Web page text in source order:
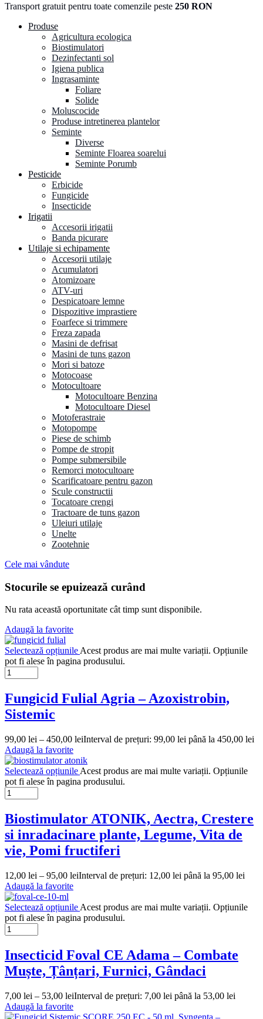
Transport gratuit pentru toate comenzile peste 250 RON
Produse
Agricultura ecologica
Biostimulatori
Dezinfectanti sol
Igiena publica
Ingrasaminte
Foliare
Solide
Moluscocide
Produse intretinerea plantelor
Seminte
Diverse
Seminte Floarea soarelui
Seminte Porumb
Pesticide
Erbicide
Fungicide
Insecticide
Irigatii
Accesorii irigatii
Banda picurare
Utilaje si echipamente
Accesorii utilaje
Acumulatori
Atomizoare
ATV-uri
Despicatoare lemne
Dispozitive imprastiere
Foarfece si trimmere
Freza zapada
Masini de defrisat
Masini de tuns gazon
Mori si batoze
Motocoase
Motocultoare
Motocultoare Benzina
Motocultoare Diesel
Motoferastraie
Motopompe
Piese de schimb
Pompe de stropit
Pompe submersibile
Remorci motocultoare
Scarificatoare pentru gazon
Scule constructii
Tocatoare crengi
Tractoare de tuns gazon
Uleiuri utilaje
Unelte
Zootehnie
Cele mai vândute
Stocurile se epuizează curând
Nu rata această oportunitate cât timp sunt disponibile.
Adaugă la favorite
Selectează opțiunile Acest produs are mai multe variații. Opțiunile
pot fi alese în pagina produsului.
Fungicid Fulial Agria – Azoxistrobin,
Sistemic
99,00 lei – 450,00 leiInterval de prețuri: 99,00 lei până la 450,00 lei
Adaugă la favorite
Selectează opțiunile Acest produs are mai multe variații. Opțiunile
pot fi alese în pagina produsului.
Biostimulator ATONIK, Aectra, Crestere
si inradacinare plante, Legume, Vita de
vie, Pomi fructiferi
12,00 lei – 95,00 leiInterval de prețuri: 12,00 lei până la 95,00 lei
Adaugă la favorite
Selectează opțiunile Acest produs are mai multe variații. Opțiunile
pot fi alese în pagina produsului.
Insecticid Foval CE Adama – Combate
Muște, Țânțari, Furnici, Gândaci
7,00 lei – 53,00 leiInterval de prețuri: 7,00 lei până la 53,00 lei
Adaugă la favorite